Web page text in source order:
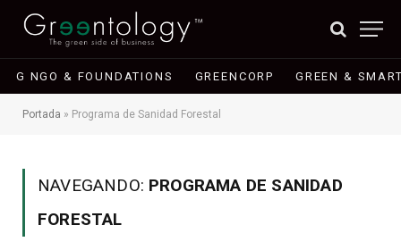
G NGO & FOUNDATIONS GREENCORP GREEN &
Portada » Programa de Sanidad Forestal
NAVEGANDO: PROGRAMA DE SANIDAD
FORESTAL